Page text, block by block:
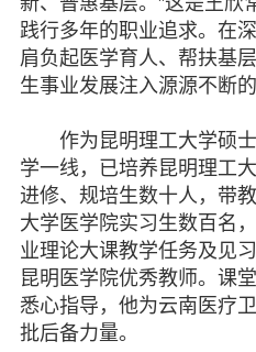
践行多年的职业追求。在
肩负起医学育人、帮扶基
生事业发展注入源源不断的
作为昆明理工大学硕士
学一线，已培养昆明理工
进修、规培生数十人，带
大学医学院实习生数百名
业理论大课教学任务及见
昆明医学院优秀教师。课
悉心指导，他为云南医疗
批后备力量。